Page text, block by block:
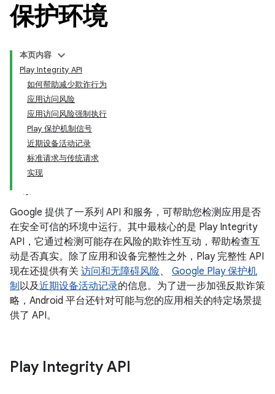
保护环境
本页内容
Play Integrity API
如何帮助减少欺诈行为
应用访问风险
应用访问风险强制执行
Play 保护机制信号
近期设备活动记录
标准请求与传统请求
实现
Google 提供了一系列 API 和服务，可帮助您检测应用是否
在安全可信的环境中运行。其中最核心的是 Play Integrity
API，它通过检测可能存在风险的欺诈性互动，帮助检查互
动是否真实。除了应用和设备完整性之外，Play 完整性 API
现在还提供有关 访问和无障碍风险、 Google Play 保护机
制以及近期设备活动记录的信息。为了进一步加强反欺诈策
略，Android 平台还针对可能与您的应用相关的特定场景提
供了 API。
Play Integrity API